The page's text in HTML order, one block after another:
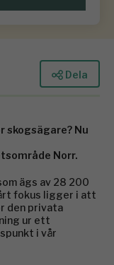
Dela
skogsägare? Nu
Norr.
ägs av 28 200
fokus ligger i att
den privata
ur ett
i vår